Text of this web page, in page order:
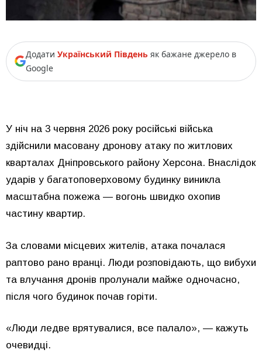
Додати Український Південь як бажане джерело в
Google
У ніч на 3 червня 2026 року російські війська
здійснили масовану дронову атаку по житлових
кварталах Дніпровського району Херсона. Внаслідок
ударів у багатоповерховому будинку виникла
масштабна пожежа — вогонь швидко охопив
частину квартир.
За словами місцевих жителів, атака почалася
раптово рано вранці. Люди розповідають, що вибухи
та влучання дронів пролунали майже одночасно,
після чого будинок почав горіти.
«Люди ледве врятувалися, все палало», — кажуть
очевидці.